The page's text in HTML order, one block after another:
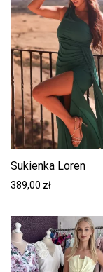
Sukienka Loren
389,00 zł